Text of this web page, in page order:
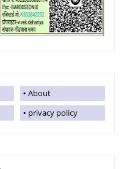
About
privacy policy